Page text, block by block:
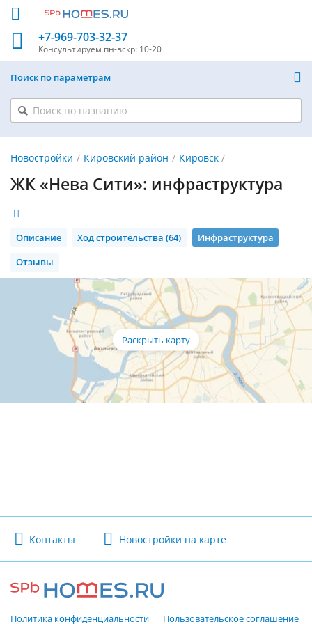
+7-969-703-32-37
Консультируем пн-вскр: 10-20
Поиск по параметрам
Новостройки Кировский район Кировск
ЖК «Нева Сити»: инфраструктура
Описание Ход строительства (64)
Инфраструктура
Отзывы
Контакты Новостройки на карте
Политика конфиденциальности Пользовательское соглашение